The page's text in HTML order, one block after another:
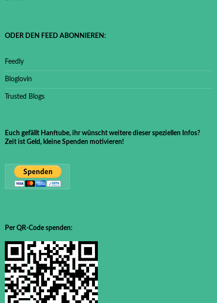
ODER DEN FEED ABONNIEREN:
Feedly
Bloglovin
Trusted Blogs
Euch gefällt Hanftube, ihr wünscht weitere dieser speziellen Infos?
Zeit ist Geld, kleine Spenden motivieren!
Per QR-Code spenden: